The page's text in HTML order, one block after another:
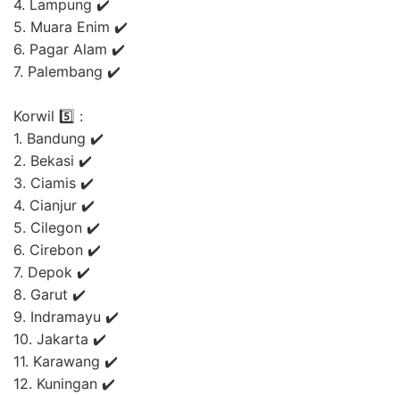
4. Lampung ✔️
5. Muara Enim ✔️
6. Pagar Alam ✔️
7. Palembang ✔️
Korwil 5️⃣ :
1. Bandung ✔️
2. Bekasi ✔️
3. Ciamis ✔️
4. Cianjur ✔️
5. Cilegon ✔️
6. Cirebon ✔️
7. Depok ✔️
8. Garut ✔️
9. Indramayu ✔️
10. Jakarta ✔️
11. Karawang ✔️
12. Kuningan ✔️